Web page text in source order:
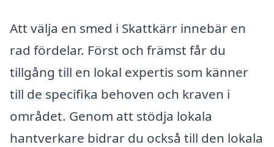
Att välja en smed i Skattkärr innebär en
rad fördelar. Först och främst får du
tillgång till en lokal expertis som känner
till de specifika behoven och kraven i
området. Genom att stödja lokala
hantverkare bidrar du också till den lokala